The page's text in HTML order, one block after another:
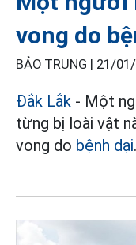
vong do
BẢO TRUNG | 21/
Đắk Lắk - Một
từng bị loài vật
vong do bệnh dại.